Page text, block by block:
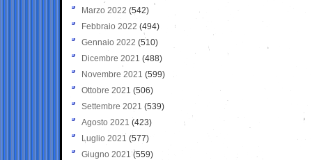
Marzo 2022 (542)
Febbraio 2022 (494)
Gennaio 2022 (510)
Dicembre 2021 (488)
Novembre 2021 (599)
Ottobre 2021 (506)
Settembre 2021 (539)
Agosto 2021 (423)
Luglio 2021 (577)
Giugno 2021(559)